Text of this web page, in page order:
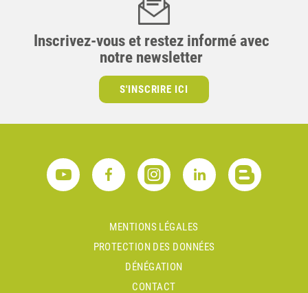
Inscrivez-vous et restez informé avec
notre newsletter
S'INSCRIRE ICI
MENTIONS LÉGALES
PROTECTION DES DONNÉES
DÉNÉGATION
CONTACT